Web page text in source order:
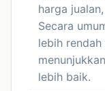
harga
Secara
lebih
lebih baik.